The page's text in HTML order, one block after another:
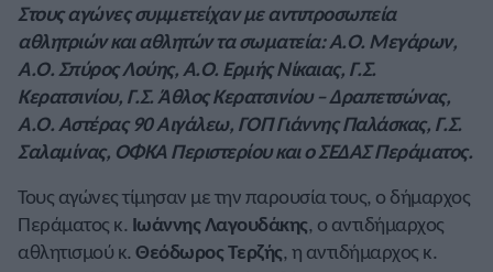
Στους αγώνες συμμετείχαν με αντιπροσωπεία
αθλητριών και αθλητών τα σωματεία: Α.Ο. Μεγάρων,
Α.Ο. Σπύρος Λούης, Α.Ο. Ερμής Νίκαιας, Γ.Σ.
Κερατσινίου, Γ.Σ. Άθλος Κερατσινίου – Δραπετσώνας,
Α.Ο. Αστέρας 90 Αιγάλεω, ΓΟΠ Γιάννης Παλάσκας, Γ.Σ.
Σαλαμίνας, ΟΦΚΑ Περιστερίου και ο ΣΕΔΑΣ Περάματος.
Τους αγώνες τίμησαν με την παρουσία τους, ο δήμαρχος
Περάματος κ. Ιωάννης Λαγουδάκης, ο αντιδήμαρχος
αθλητισμού κ. Θεόδωρος Τερζής, η αντιδήμαρχος κ.